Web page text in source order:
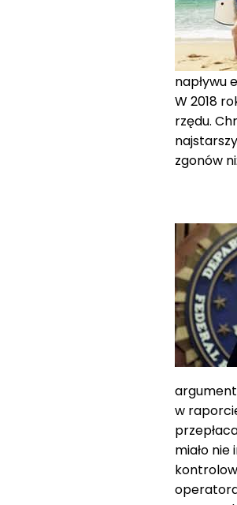
napływu
W 2018
rzędu.
zgonów
w
miało